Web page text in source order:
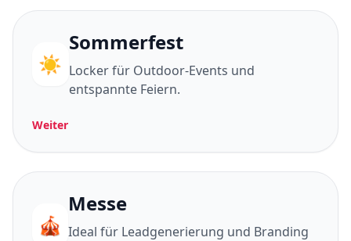
☀️
Sommerfest
Locker für Outdoor-Events und
entspannte Feiern.
Weiter
🎪
Messe
Ideal für Leadgenerierung und Branding